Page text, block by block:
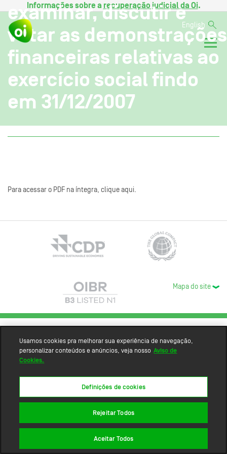
Informações sobre a recuperação judicial da Oi.
English
examinar, discutir e
votar as demonstrações
financeiras relativas ao
exercício social findo
em 31/12/2007
Para acessar o PDF na íntegra, clique aqui.
Mapa do site
Usamos cookies pra melhorar sua experiência de navegação,
personalizar conteúdos e anúncios, veja nosso Aviso de
Cookies.
Definições de cookies
Rejeitar Todos
Aceitar Todos